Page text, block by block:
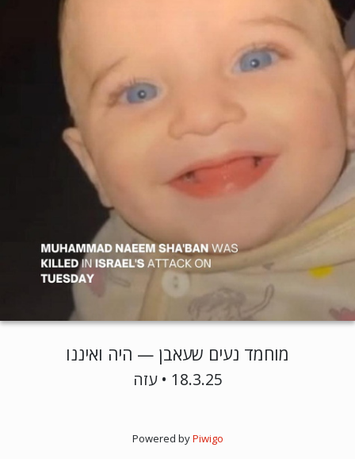
מוחמד נעים שעאבן — היה ואיננו
18.3.25 • עזה
Powered byPiwigo